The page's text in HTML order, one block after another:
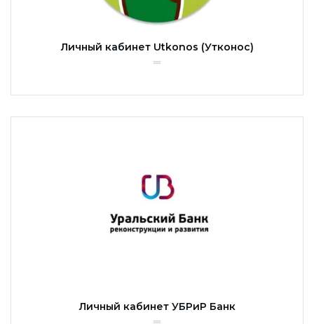
Личный кабинет Utkonos (Утконос)
Личный кабинет УБРиР Банк